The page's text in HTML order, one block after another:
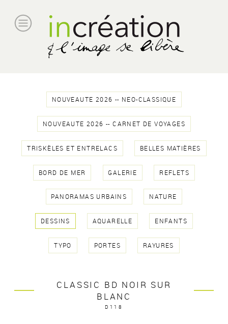
NOUVEAUTE 2026 -- NEO-CLASSIQUE
NOUVEAUTE 2026 -- CARNET DE VOYAGES
TRISKÈLES ET ENTRELACS BELLES MATIÈRES
BORD DE MER GALERIE REFLETS
PANORAMAS URBAINS NATURE
DESSINS AQUARELLE ENFANTS
TYPO PORTES RAYURES
CLASSIC BD NOIR SUR
BLANC
D118